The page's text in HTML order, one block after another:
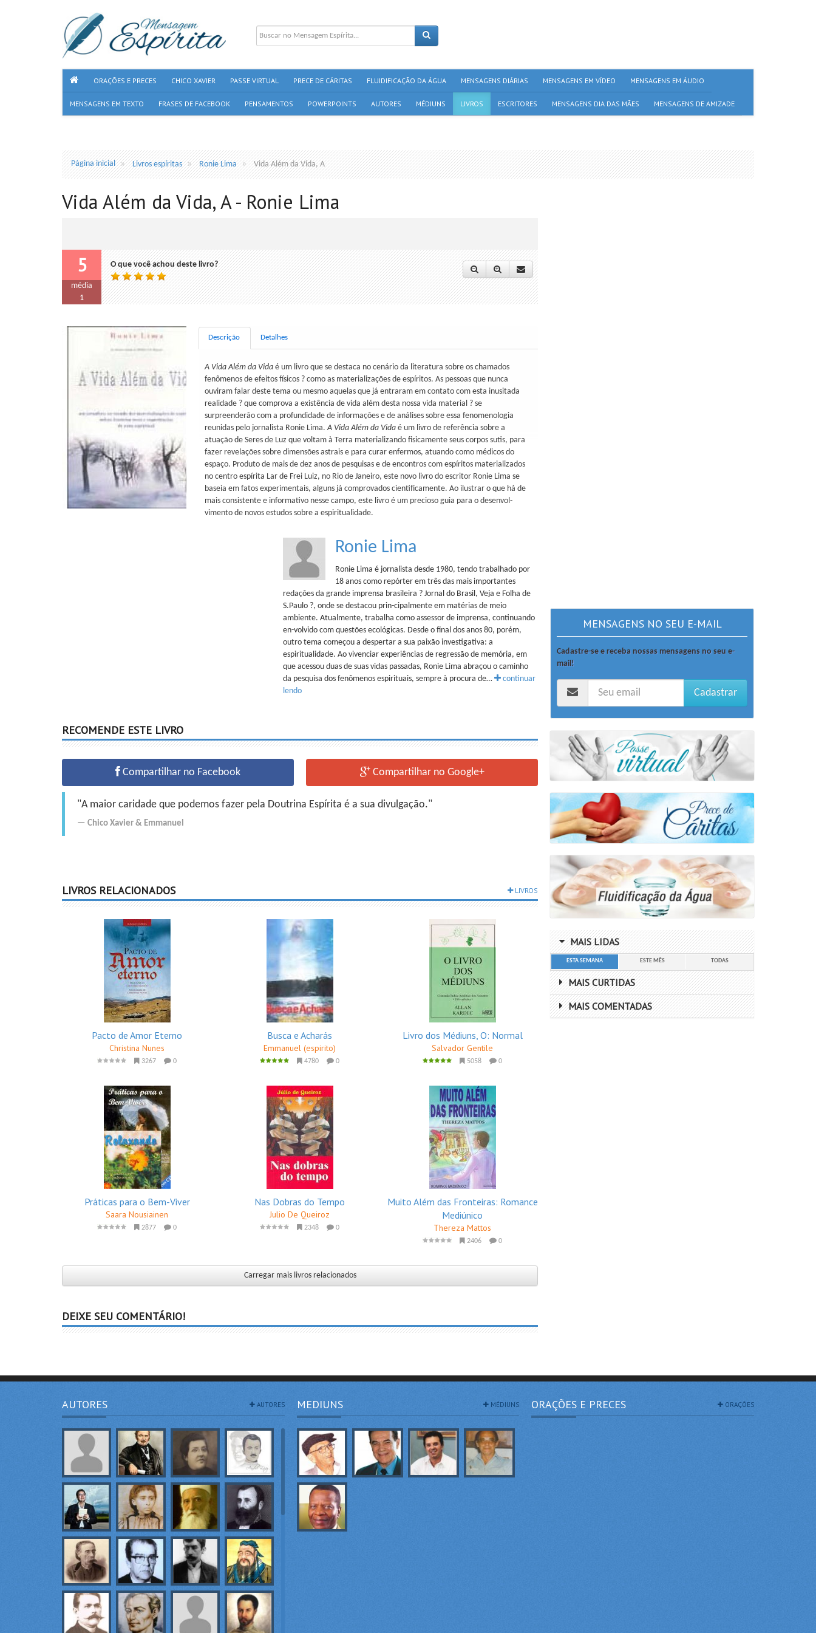
ORAÇÕES E PRECES CHICO XAVIER PASSE VIRTUAL PRECE DE CÁRITAS FLUIDIFICAÇÃO DA ÁGUA MENSAGENS DIÁRIAS MENSAGENS EM VÍDEO MENSAGENS EM ÁUDIO
MENSAGENS EM TEXTO FRASES DE FACEBOOK PENSAMENTOS POWERPOINTS AUTORES MÉDIUNS LIVROS ESCRITORES MENSAGENS DIA DAS MÃES MENSAGENS DE AMIZADE
Página inicial Livros espíritas Ronie Lima Vida Além da Vida, A
Vida Além da Vida, A - Ronie Lima
5
média
1
O que você achou deste livro?
Descrição Detalhes
A Vida Além da Vida é um livro que se destaca no cenário da literatura sobre os chamados
fenômenos de efeitos físicos ? como as materializações de espíritos. As pessoas que nunca
ouviram falar deste tema ou mesmo aquelas que já entraram em contato com esta inusitada
realidade ? que comprova a existência de vida além desta nossa vida material ? se
surpreenderão com a profundidade de informações e de análises sobre essa fenomenologia
reunidas pelo jornalista Ronie Lima.A Vida Além da Vida é um livro de referência sobre a
atuação de Seres de Luz que voltam à Terra materializando fisicamente seus corpos sutis, para
fazer revelações sobre dimensões astrais e para curar enfermos, atuando como médicos do
espaço. Produto de mais de dez anos de pesquisas e de encontros com espíritos materializados
no centro espírita Lar de Frei Luiz, no Rio de Janeiro, este novo livro do escritor Ronie Lima se
baseia em fatos experimentais, alguns já comprovados cientificamente. Ao ilustrar o que há de
mais consistente e informativo nesse campo, este livro é um precioso guia para o desenvol-
vimento de novos estudos sobre a espiritualidade.
Ronie Lima
Ronie Lima é jornalista desde 1980, tendo trabalhado por
18 anos como repórter em três das mais importantes
redações da grande imprensa brasileira ? Jornal do Brasil, Veja e Folha de
S.Paulo ?, onde se destacou prin-cipalmente em matérias de meio
ambiente. Atualmente, trabalha como assessor de imprensa, continuando
en-volvido com questões ecológicas. Desde o final dos anos 80, porém,
outro tema começou a despertar a sua paixão investigativa: a
espiritualidade. Ao vivenciar experiências de regressão de memória, em
que acessou duas de suas vidas passadas, Ronie Lima abraçou o caminho
da pesquisa dos fenômenos espirituais, sempre à procura de…
continuar
lendo
RECOMENDE ESTE LIVRO
Compartilhar no Facebook Compartilhar no Google+
"A maior caridade que podemos fazer pela Doutrina Espírita é a sua divulgação."
Chico Xavier & Emmanuel
LIVROS RELACIONADOS LIVROS
Pacto de Amor Eterno
Christina Nunes
3267 0
Busca e Acharás
Emmanuel (espirito)
4780 0
Livro dos Médiuns, O: Normal
Salvador Gentile
5058 0
Práticas para o Bem-Viver
Saara Nousiainen
2877 0
Nas Dobras do Tempo
Julio De Queiroz
2348 0
Muito Além das Fronteiras: Romance
Mediúnico
Thereza Mattos
2406 0
Carregar mais livros relacionados
DEIXE SEU COMENTÁRIO!
MENSAGENS NO SEU E-MAIL
Cadastre-se e receba nossas mensagens no seu e-
mail!
Cadastrar
MAIS LIDAS
ESTA SEMANA ESTE MÊS TODAS
MAIS CURTIDAS
MAIS COMENTADAS
AUTORES AUTORES MEDIUNS MÉDIUNS ORAÇÕES E PRECES ORAÇÕES